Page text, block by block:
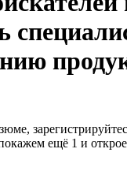
ещё 1 и